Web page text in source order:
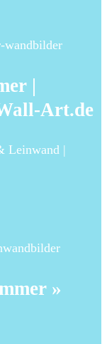
wandbilder
|
Art.de
Leinwand |
»